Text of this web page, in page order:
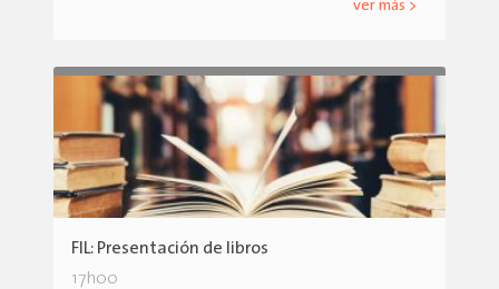
ver más >
FIL: Presentación de libros
17h00